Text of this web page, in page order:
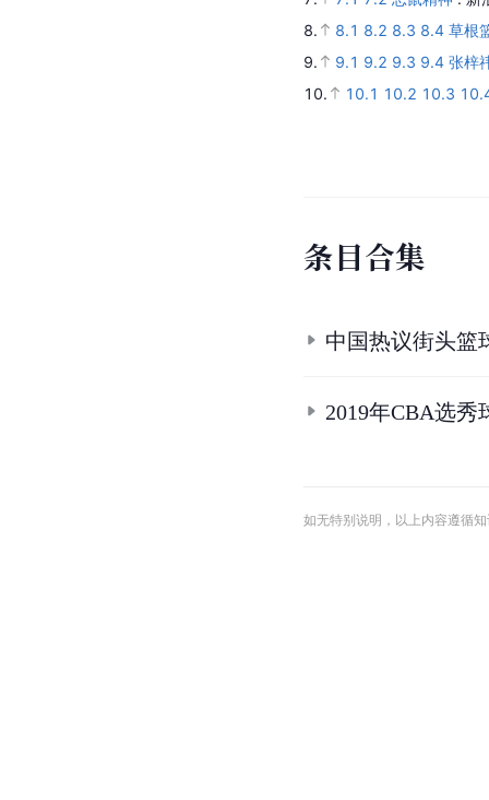
8.
8.1 8.2 8.3 8.4 草根
9.
9.1 9.2 9.3 9.4 张梓
10.
10.1 10.2 10.3
条目合集
中国热议街头篮
2019年CBA选秀
如无特别说明，以上内容遵循